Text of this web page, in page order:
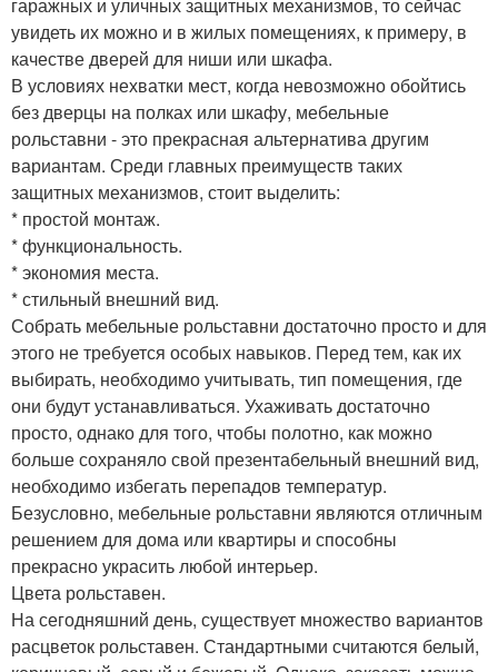
гаражных и уличных защитных механизмов, то сейчас
увидеть их можно и в жилых помещениях, к примеру, в
качестве дверей для ниши или шкафа.
В условиях нехватки мест, когда невозможно обойтись
без дверцы на полках или шкафу, мебельные
рольставни - это прекрасная альтернатива другим
вариантам. Среди главных преимуществ таких
защитных механизмов, стоит выделить:
* простой монтаж.
* функциональность.
* экономия места.
* стильный внешний вид.
Собрать мебельные рольставни достаточно просто и для
этого не требуется особых навыков. Перед тем, как их
выбирать, необходимо учитывать, тип помещения, где
они будут устанавливаться. Ухаживать достаточно
просто, однако для того, чтобы полотно, как можно
больше сохраняло свой презентабельный внешний вид,
необходимо избегать перепадов температур.
Безусловно, мебельные рольставни являются отличным
решением для дома или квартиры и способны
прекрасно украсить любой интерьер.
Цвета рольставен.
На сегодняшний день, существует множество вариантов
расцветок рольставен. Стандартными считаются белый,